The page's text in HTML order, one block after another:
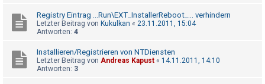
Registry Eintrag ...Run\EXT_InstallerReboot_... verhindern
Letzter Beitrag von Kukulkan « 23.11.2011, 15:04
Antworten: 4
Installieren/Registrieren von NTDiensten
Letzter Beitrag von Andreas Kapust « 14.11.2011, 14:10
Antworten: 3